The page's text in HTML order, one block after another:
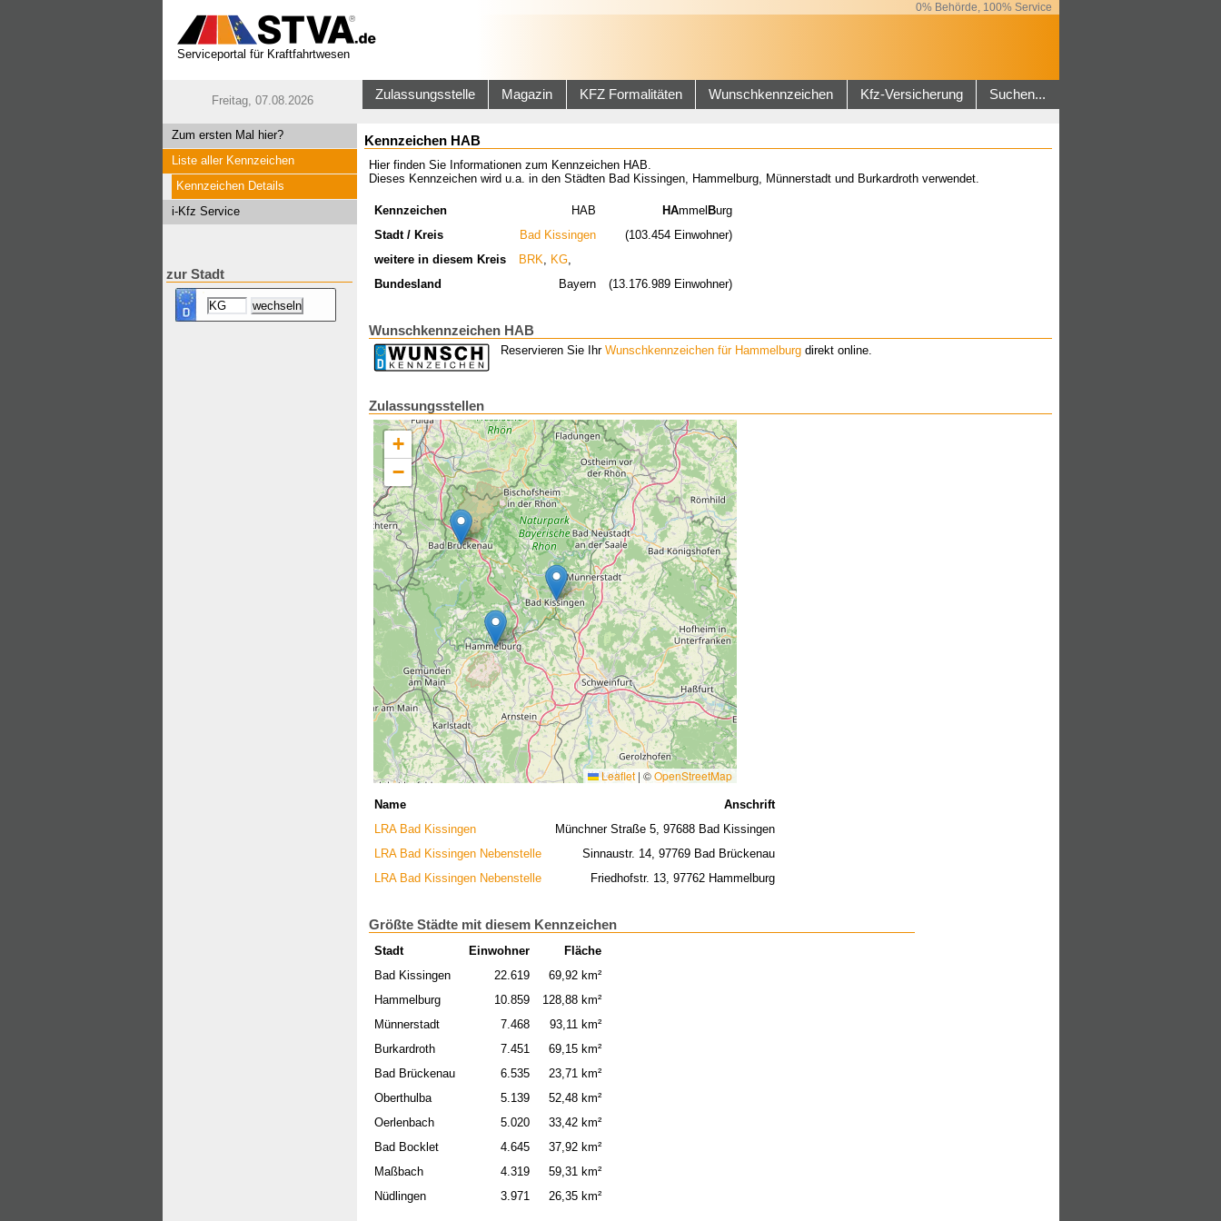
0% Behörde, 100% Service
Serviceportal für Kraftfahrtwesen
Freitag, 07.08.2026 Zulassungsstelle Magazin KFZ Formalitäten Wunschkennzeichen Kfz-Versicherung Suchen...
Zum ersten Mal hier?
Liste aller Kennzeichen
Kennzeichen Details
i-Kfz Service
zur Stadt
Kennzeichen HAB
Hier finden Sie Informationen zum Kennzeichen HAB.
Dieses Kennzeichen wird u.a. in den Städten Bad Kissingen, Hammelburg, Münnerstadt und Burkardroth verwendet.
Kennzeichen HAB HAmmelBurg
Stadt / Kreis
Bad Kissingen
(103.454 Einwohner)
weitere in diesem Kreis
BRK KG
Bundesland
Bayern (13.176.989 Einwohner)
Wunschkennzeichen HAB
Reservieren Sie Ihr Wunschkennzeichen für Hammelburgdirekt online.
Zulassungsstellen
+
−
Leaflet | ©OpenStreetMap
Name
Anschrift
LRA Bad Kissingen
Münchner Straße 5, 97688 Bad Kissingen
LRA Bad Kissingen Nebenstelle
Sinnaustr. 14, 97769 Bad Brückenau
LRA Bad Kissingen Nebenstelle
Friedhofstr. 13, 97762 Hammelburg
Größte Städte mit diesem Kennzeichen
Stadt Einwohner
Fläche
Bad Kissingen
22.619
69,92 km²
Hammelburg
10.859
128,88 km²
Münnerstadt
7.468
93,11 km²
Burkardroth
7.451
69,15 km²
Bad Brückenau
6.535
23,71 km²
Oberthulba
5.139
52,48 km²
Oerlenbach
5.020
33,42 km²
Bad Bocklet
4.645
37,92 km²
Maßbach
4.319
59,31 km²
Nüdlingen
3.971 26,35 km²